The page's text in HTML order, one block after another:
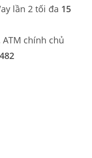
lần 2 tối đa 15
ATM chính chủ